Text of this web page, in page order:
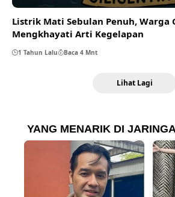
Listrik Mati Sebulan Penuh,
Mengkhayati Arti Kegelapan
1 Tahun Lalu Baca 4 Mnt
Lihat Lagi